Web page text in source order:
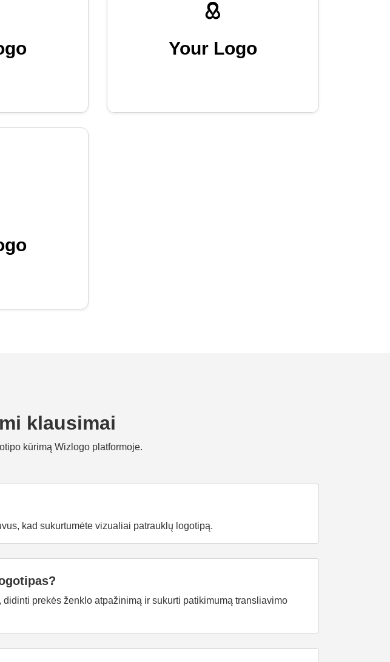
Your Logo
klausimai
kūrimą Wizlogo platformoje.
kad sukurtumėte vizualiai patrauklų logotipą.
prekės ženklo atpažinimą ir sukurti patikimumą transliavimo